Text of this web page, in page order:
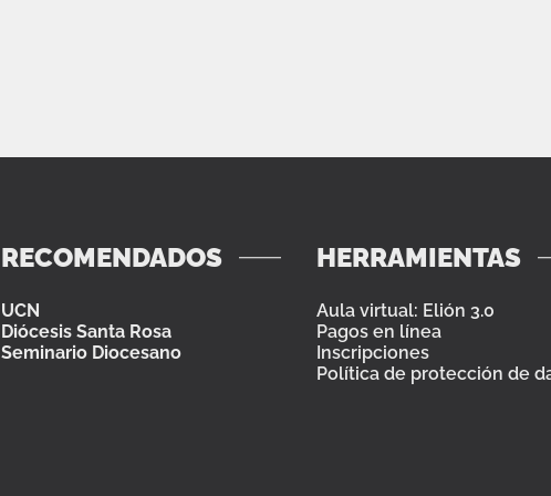
RECOMENDADOS
UCN
Diócesis Santa Rosa
Seminario Diocesano
HERRAMIENTAS
Aula virtual: Elión 3.0
Pagos en línea
Inscripciones
Política de protección de